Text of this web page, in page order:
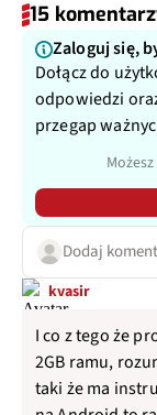
15
Zaloguj się,
Dołącz do
odpowiedzi
przegap
Dodaj
kvasir
I co z tego że
2GB ramu,
taki że ma